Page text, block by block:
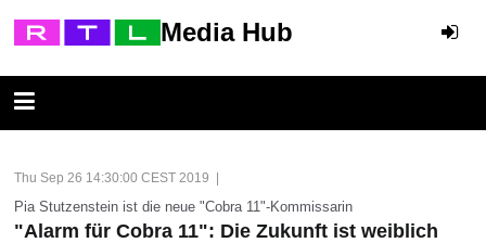
Media Hub
Thu Sep 26 14:30:00 CEST 2019 |
Pia Stutzenstein ist die neue "Cobra 11"-Kommissarin
"Alarm für Cobra 11": Die Zukunft ist weiblich